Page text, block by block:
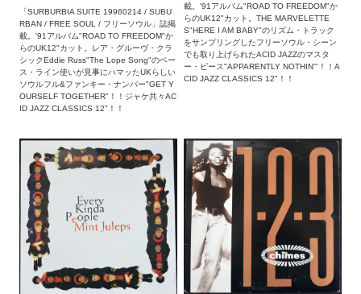
「SURBURBIA SUITE 19960214 / SUBU
RBAN / FREE SOUL / フリーソウル」誌掲
載。'91アルバム"ROAD TO FREEDOM"か
らのUK12"カット。レア・グルーヴ・クラ
シックEddie Russ"The Lope Song"のベー
ス・ライン使いが見事にハマッたUKらしい
ソウルフル&ファンキー・ナンバー"GET Y
OURSELF TOGETHER"！！ジャケ共々AC
ID JAZZ CLASSICS 12"！！
載。'91アルバム"ROAD TO FREEDOM"か
らのUK12"カット。THE MARVELETTE
S"HERE I AM BABY"のリズム・トラック
をサンプリングしたフリーソウル・シーン
でも取り上げられたACID JAZZのマスタ
ー・ピース"APPARENTLY NOTHIN'"！！A
CID JAZZ CLASSICS 12"！！